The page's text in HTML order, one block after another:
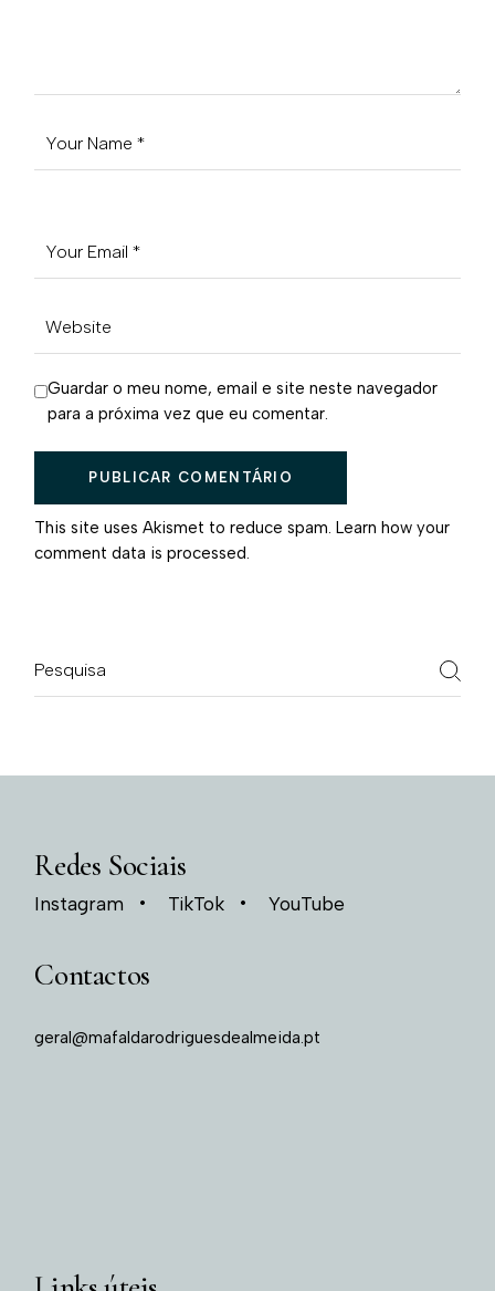
Guardar o meu nome, email e site neste navegador
para a próxima vez que eu comentar.
PUBLICAR COMENTÁRIO
This site uses Akismet to reduce spam.Learn how your
comment data is processed.
Redes Sociais
Instagram TikTok YouTube
Contactos
geral@mafaldarodriguesdealmeida.pt